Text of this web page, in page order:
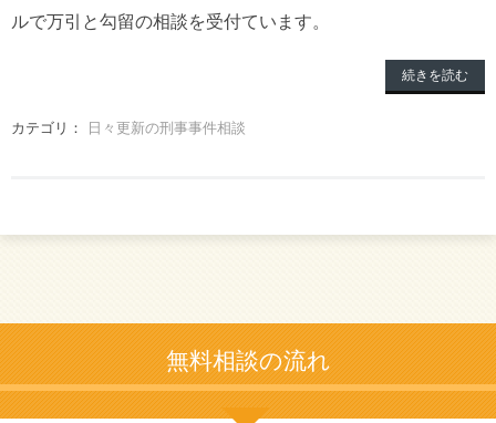
ルで万引と勾留の相談を受付ています。
続きを読む
カテゴリ： 日々更新の刑事事件相談
無料相談の流れ